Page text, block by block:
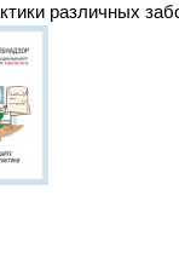
различных